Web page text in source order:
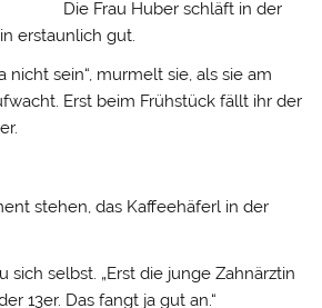
Die Frau Huber schläft in der
erstaunlich gut.
nicht sein“, murmelt sie, als sie am
Erst beim Frühstück fällt ihr der
stehen, das Kaffeehäferl in der
sich selbst. „Erst die junge Zahnärztin
13er. Das fangt ja gut an.“